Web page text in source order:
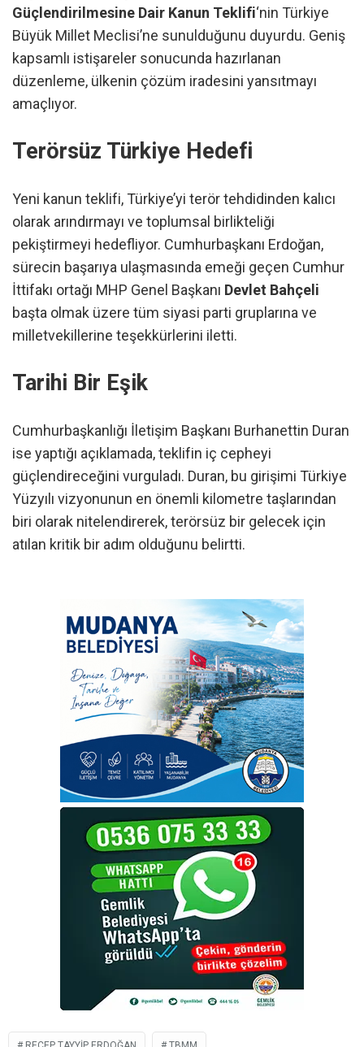
Güçlendirilmesine Dair Kanun Teklifi‘nin Türkiye
Büyük Millet Meclisi’ne sunulduğunu duyurdu. Geniş
kapsamlı istişareler sonucunda hazırlanan
düzenleme, ülkenin çözüm iradesini yansıtmayı
amaçlıyor.
Terörsüz Türkiye Hedefi
Yeni kanun teklifi, Türkiye’yi terör tehdidinden kalıcı
olarak arındırmayı ve toplumsal birlikteliği
pekiştirmeyi hedefliyor. Cumhurbaşkanı Erdoğan,
sürecin başarıya ulaşmasında emeği geçen Cumhur
İttifakı ortağı MHP Genel Başkanı Devlet Bahçeli
başta olmak üzere tüm siyasi parti gruplarına ve
milletvekillerine teşekkürlerini iletti.
Tarihi Bir Eşik
Cumhurbaşkanlığı İletişim Başkanı Burhanettin Duran
ise yaptığı açıklamada, teklifin iç cepheyi
güçlendireceğini vurguladı. Duran, bu girişimi Türkiye
Yüzyılı vizyonunun en önemli kilometre taşlarından
biri olarak nitelendirerek, terörsüz bir gelecek için
atılan kritik bir adım olduğunu belirtti.